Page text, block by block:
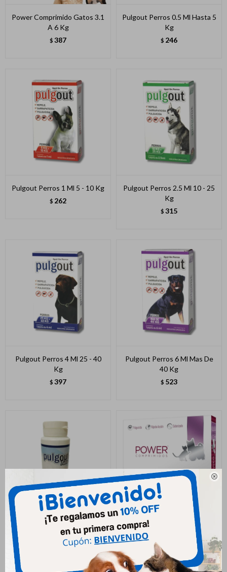

Power Comprimido Gatos 3.1
A 6 Kg
$ 387
Pulgout Perros 0.5 Ml Hasta 5
Kg
$ 246
Pulgout Perros 1 Ml 5 - 10 Kg
$ 262
Pulgout Perros 2.5 Ml 10 - 25
Kg
$ 315
Pulgout Perros 4 Ml 25 - 40
Kg
$ 397
Pulgout Perros 6 Ml Mas De
40 Kg
$ 523
Pulgout Talco 100 Gr
226
Power Comprimido Gatos 2 A
$337